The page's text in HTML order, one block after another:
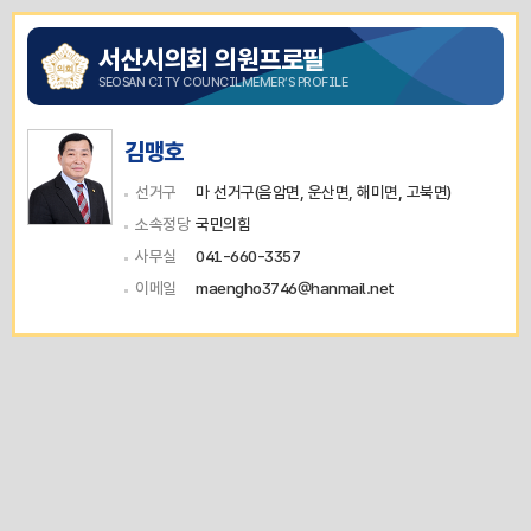
서산시의회 의원프로필
SEOSAN CITY COUNCILMEMER’S PROFILE
김맹호
선거구
마 선거구(음암면, 운산면, 해미면, 고북면)
소속정당 국민의힘
사무실
041-660-3357
이메일
maengho3746@hanmail.net